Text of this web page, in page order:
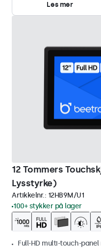
Les mer
12 Tommers
Lysstyrke)
Artikkelnr.: 12HB9M/U1
100+ stykker på lager
Full-HD multi-touch-